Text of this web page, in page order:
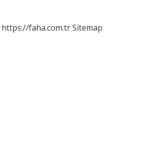
https://faha.com.trSitemap